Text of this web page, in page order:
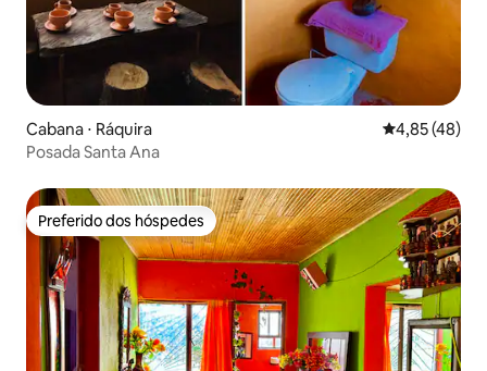
Cabana ⋅ Ráquira 4,85 de uma
4,85 (48)
Posada Santa Ana
Preferido dos hóspedes
Preferido dos hóspedes